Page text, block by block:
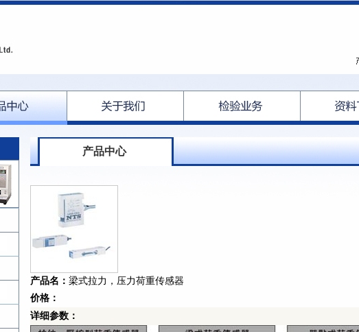
产品中心
产品名： 梁式拉力，压力荷重传感器
价格：
详细参数：